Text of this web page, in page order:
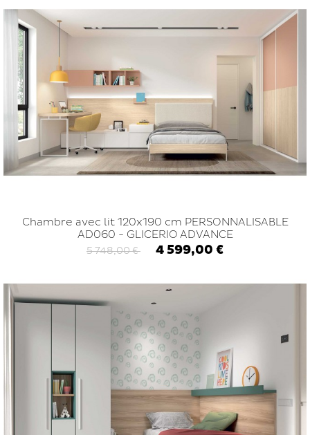
Chambre avec lit 120x190 cm PERSONNALISABLE
AD060 - GLICERIO ADVANCE
5 748,00 € 4 599,00 €